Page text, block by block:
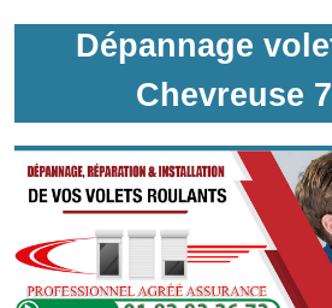
Dépannage
Chevreuse